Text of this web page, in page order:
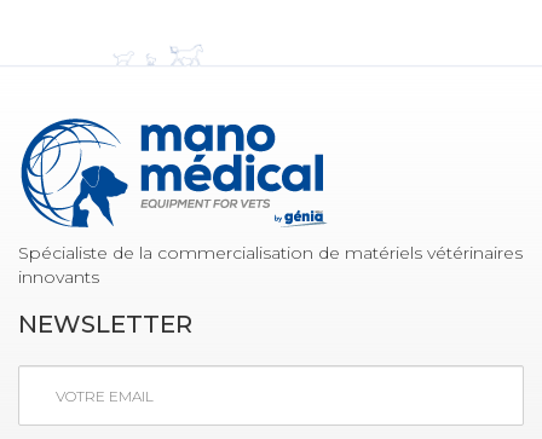
Spécialiste de la commercialisation de matériels vétérinaires
innovants
NEWSLETTER